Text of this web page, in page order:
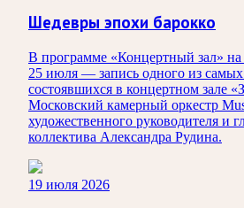
Шедевры эпохи барокко
В программе «Концертный зал»
25 июля — запись одного из
состоявшихся в концертном зале
Московский камерный оркестр
художественного руководителя и
коллектива Александра Рудина.
19 июля 2026